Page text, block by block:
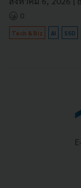
0
Tech & Biz AI SSD